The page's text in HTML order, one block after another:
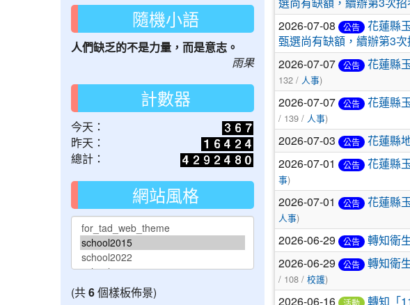
2026-07-08 公告
花蓮縣
甄選尚有缺額，續辦第3次
2026-07-07 公告 花蓮縣
132 / 人事)
2026-07-07 公告 花蓮縣
/ 139 / 人事)
2026-07-03 公告 花蓮縣
2026-07-01 公告 花蓮縣
事)
2026-07-01 公告 花蓮縣
人事)
2026-06-29 公告 轉知衛
2026-06-29 公告 轉知衛
/ 108 / 校護)
2026-06-16 活動
轉知「
隨機小語
人們缺乏的不是力量，而是意志。
雨果
計數器
今天：
昨天：
總計：
網站風格
(共6個樣板佈景)